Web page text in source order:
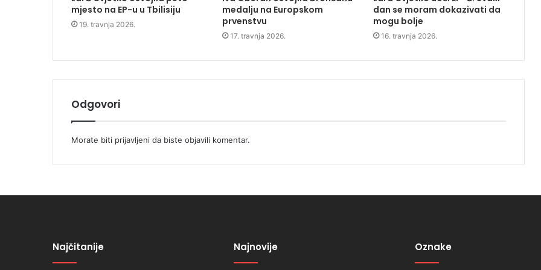
mjesto na EP-u u Tbilisiju
19. travnja 2026.
medalju na Europskom
prvenstvu
17. travnja 2026.
dan se moram dokazivati da
mogu bolje
16. travnja 2026.
Odgovori
Morate biti prijavljeni da biste objavili komentar.
Najčitanije Najnovije Oznake